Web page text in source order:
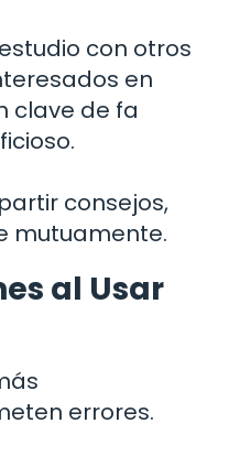
con otros
en
clave de fa
consejos,
mutuamente.
al Usar
errores.